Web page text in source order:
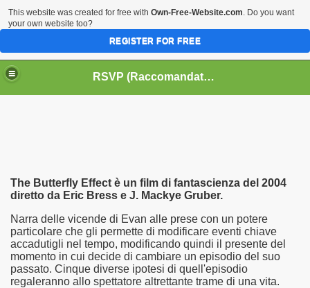
HOME BIOGRAFIE
CINEMA
DATABASE LIBRI
LIBRI
MUSICA
RSVP (Raccomandati Se Vi Piacciono)
The Butterfly Effect è un film di fantascienza del 2004
diretto da Eric Bress e J. Mackye Gruber.
Narra delle vicende di Evan alle prese con un potere
particolare che gli permette di modificare eventi chiave
accadutigli nel tempo, modificando quindi il presente del
momento in cui decide di cambiare un episodio del suo
passato. Cinque diverse ipotesi di quell'episodio
regaleranno allo spettatore altrettante trame di una vita.
This website was created for free with Own-Free-Website.com. Do you want
your own website too?
REGISTER FOR FREE